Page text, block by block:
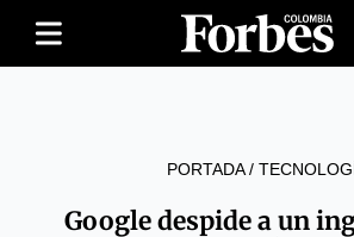
PORTADA/
Google despide a un